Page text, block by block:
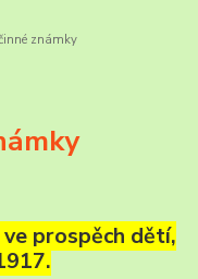
úvodní list
známky
prospěch dětí,